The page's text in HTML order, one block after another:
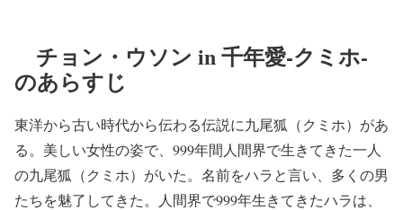
チョン・ウソン in 千年愛-クミホ-
のあらすじ
東洋から古い時代から伝わる伝説に九尾狐（クミホ）があ
る。美しい女性の姿で、999年間人間界で生きてきた一人
の九尾狐（クミホ）がいた。名前をハラと言い、多くの男
たちを魅了してきた。人間界で999年生きてきたハラは、